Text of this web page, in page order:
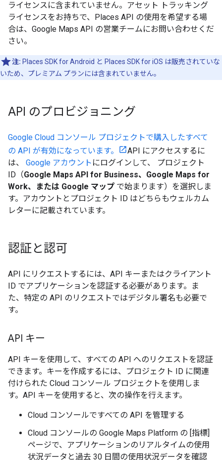
ライセンスに含まれていません。アセット トラッキング
ライセンスをお持ちで、Places API の使用を希望する場
合は、Google Maps API の営業チームにお問い合わせくだ
さい。
注: Places SDK for Android と Places SDK for iOS は販売されていな
いため、プレミアム プランには含まれていません。
API のプロビジョニング
Google Cloud コンソール プロジェクトで購入したすべて
の API が有効になっています。
API にアクセスするに
は、 Google アカウント にログインして、 プロジェクト
ID（Google Maps API for Business、Google Maps for
Work、または Google マップ で始まります）を選択しま
す。アカウントとプロジェクト ID はどちらもウェルカム
レターに記載されています。
認証と認可
API にリクエストするには、API キーまたはクライアント
ID でアプリケーションを認証する必要があります。ま
た、特定の API のリクエストではデジタル署名も必要で
す。
API キー
API キーを使用して、すべての API へのリクエストを認証
できます。キーを作成するには、プロジェクト ID に関連
付けられた Cloud コンソール プロジェクトを使用しま
す。API キーを使用すると、次の操作を行えます。
Cloud コンソールですべての API を管理する
Cloud コンソールの Google Maps Platform の [指標]
ページで、アプリケーションのリアルタイムの使用
状況データと過去 30 日間の使用状況データを確認